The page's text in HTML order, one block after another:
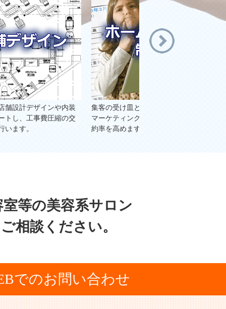
集客の受け皿となるホームページを
マーケティング技法から制作し、成
約率を高めます。
室等の美容系サロン
相談ください。
でのお問い合わせ